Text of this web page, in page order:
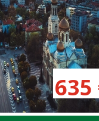
635
- CLUJ
nach
die
.